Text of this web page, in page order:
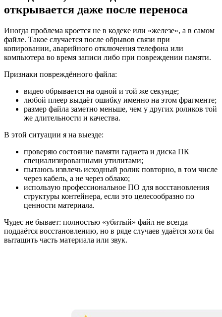
открывается даже после переноса
Иногда проблема кроется не в кодеке или «железе», а в самом
файле. Такое случается после обрывов связи при
копировании, аварийного отключения телефона или
компьютера во время записи либо при повреждении памяти.
Признаки повреждённого файла:
видео обрывается на одной и той же секунде;
любой плеер выдаёт ошибку именно на этом фрагменте;
размер файла заметно меньше, чем у других роликов той
же длительности и качества.
В этой ситуации я на выезде:
проверяю состояние памяти гаджета и диска ПК
специализированными утилитами;
пытаюсь извлечь исходный ролик повторно, в том числе
через кабель, а не через облако;
использую профессиональное ПО для восстановления
структуры контейнера, если это целесообразно по
ценности материала.
Чудес не бывает: полностью «убитый» файл не всегда
поддаётся восстановлению, но в ряде случаев удаётся хотя бы
вытащить часть материала или звук.